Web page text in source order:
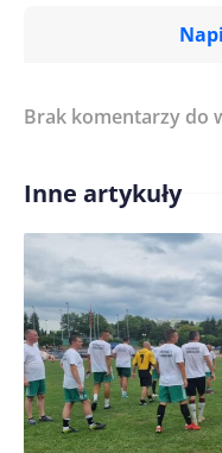
Treść komentarza*
Imię/ Nick*
Zapamiętaj moje
pisania
Brak komentarzy do
Inne artykuły